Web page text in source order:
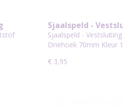
Kleur
Sjaalspeld -
Kunststof
187
Sjaalspeld -
Driehoek 70mm Kleur
€ 3,95